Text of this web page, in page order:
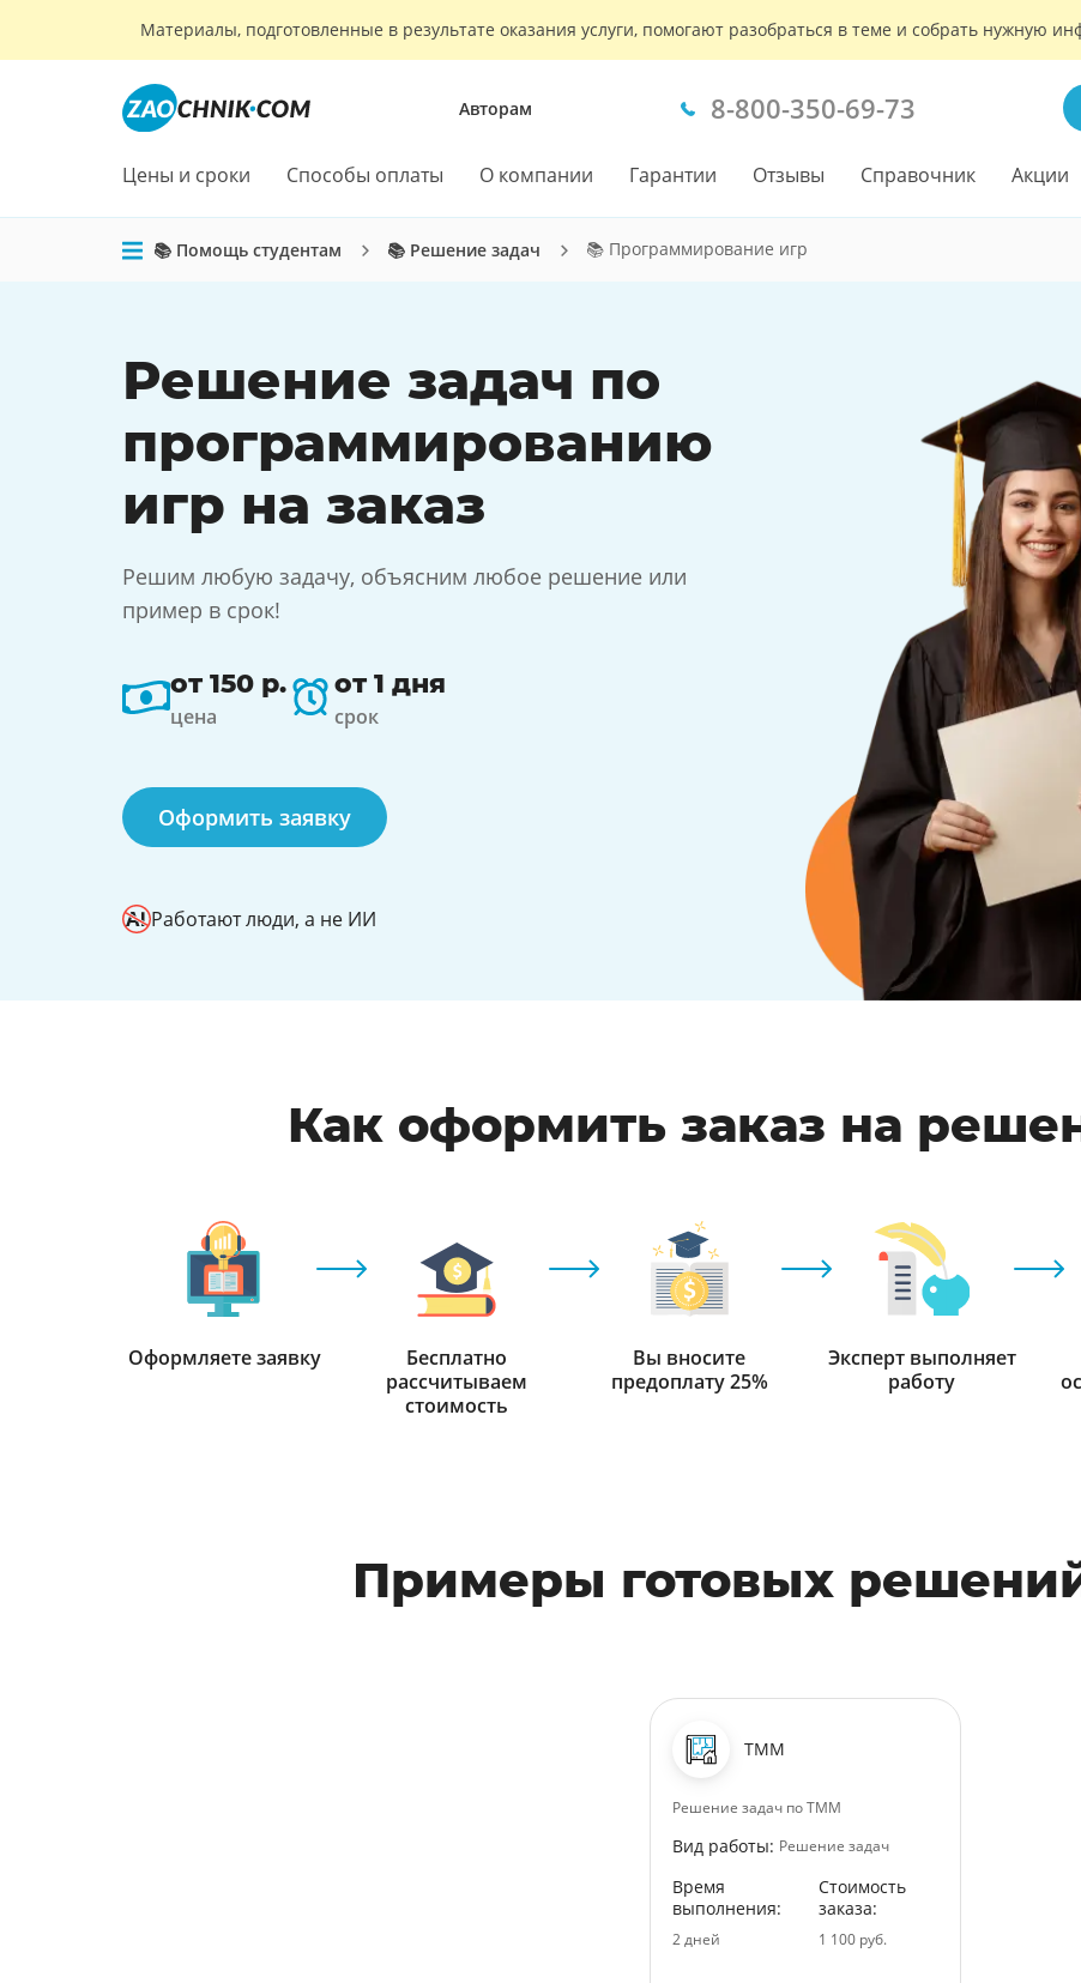
Материалы, подготовленные в результате оказания услуги, помогают разобраться в теме и собрать нужную
Авторам 8-800-350-69-73
Цены и сроки Способы оплаты О компании Гарантии Отзывы Справочник Акции
📚 Помощь студентам 📚 Решение задач 📚 Программирование игр
Решение задач по
программированию
игр на заказ
Решим любую задачу, объясним любое решение или
пример в срок!
от 150 р.
цена
от 1 дня
срок
Оформить заявку
Работают люди, а не ИИ
Как оформить заказ на
Оформляете заявку
Бесплатно
рассчитываем
стоимость
Вы вносите
предоплату 25%
Эксперт выполняет
работу
Примеры готовых
ТММ
Решение задач по ТММ
Вид работы: Решение задач
Время
выполнения:
2 дней
Стоимость
заказа:
1 100 руб.